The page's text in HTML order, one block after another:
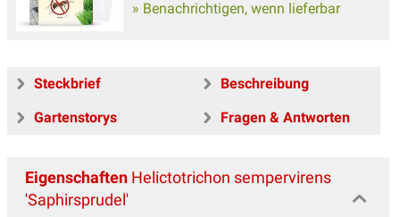
» Benachrichtigen, wenn lieferbar
Steckbrief
Beschreibung
Gartenstorys
Fragen & Antworten
Eigenschaften Helictotrichon sempervirens
'Saphirsprudel'